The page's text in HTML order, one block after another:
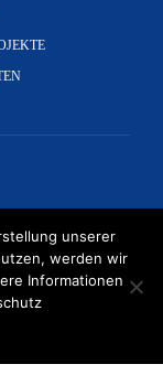
unserer
werden wir
Informationen